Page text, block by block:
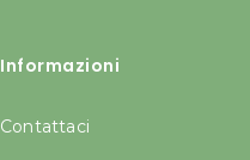
Informazioni
Contattaci